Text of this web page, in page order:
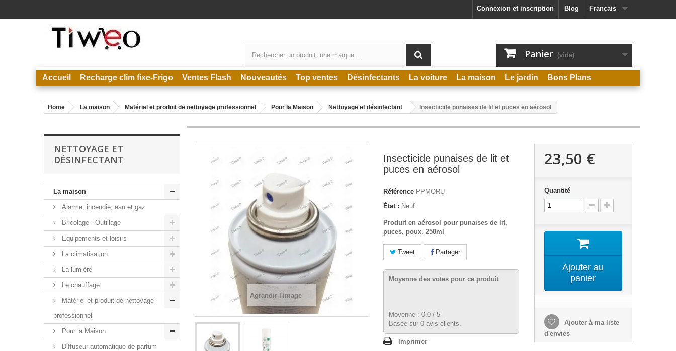
Français
Blog
Connexion et inscription
Panier (vide)
Accueil Recharge clim fixe-Frigo Ventes Flash Nouveautés Top ventes Désinfectants La voiture La maison Le jardin Bons Plans
Home La maison Matériel et produit de nettoyage professionnel Pour la Maison Nettoyage et désinfectant Insecticide punaises de lit et puces en aérosol
NETTOYAGE ET
DÉSINFECTANT
La maison
Alarme, incendie, eau et gaz
Bricolage - Outillage
Equipements et loisirs
La climatisation
La lumière
Le chauffage
Matériel et produit de nettoyage
professionnel
Pour la Maison
Diffuseur automatique de parfum
Agrandir l'image
Insecticide punaises de lit et
puces en aérosol
Référence PPMORU
État : Neuf
Produit en aérosol pour punaises de lit,
puces, poux. 250ml
Tweet Partager
Moyenne des votes pour ce produit
Moyenne : 0.0 / 5
Basée sur 0 avis clients.
Imprimer
23,50 €
Quantité
Ajouter au
panier
Ajouter à ma liste
d'envies